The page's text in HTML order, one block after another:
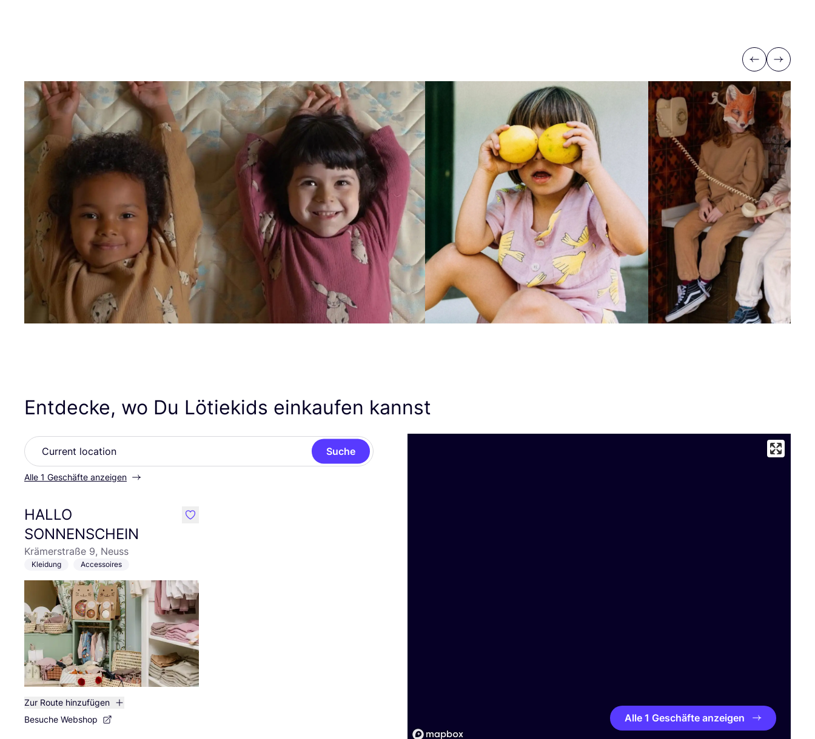
Previous
Next
Entdecke, wo Du Lötiekids einkaufen kannst
Suche
Alle 1 Geschäfte anzeigen
HALLO
SONNENSCHEIN
Krämerstraße 9, Neuss
Kleidung Accessoires
Zur Route hinzufügen
Besuche Webshop
like
Alle 1 Geschäfte anzeigen